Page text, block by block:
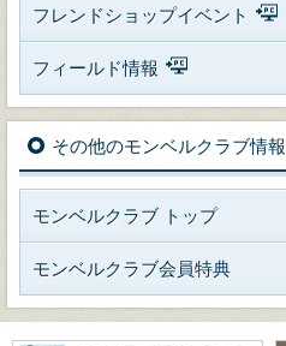
フレンドショップイベント
フィールド情報
その他のモンベルクラブ情報
モンベルクラブ トップ
モンベルクラブ会員特典